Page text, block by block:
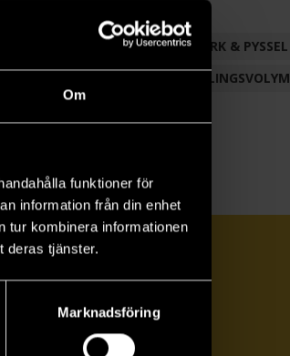
Om
funktioner för
information från din enhet
tur kombinera informationen
deras tjänster.
Marknadsföring
FACKLITTERATUR
HANTVERK & PYSSEL
SAMLINGSVOLYM